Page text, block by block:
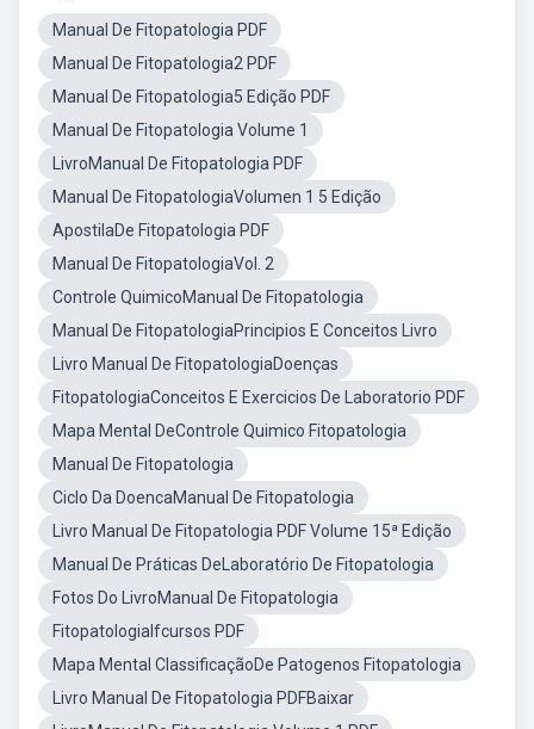
Manual De Fitopatologia PDF
Manual De Fitopatologia2 PDF
Manual De Fitopatologia5 Edição PDF
Manual De Fitopatologia Volume 1
LivroManual De Fitopatologia PDF
Manual De FitopatologiaVolumen 1 5 Edição
ApostilaDe Fitopatologia PDF
Manual De FitopatologiaVol. 2
Controle QuimicoManual De Fitopatologia
Manual De FitopatologiaPrincipios E Conceitos Livro
Livro Manual De FitopatologiaDoenças
FitopatologiaConceitos E Exercicios De Laboratorio PDF
Mapa Mental DeControle Quimico Fitopatologia
Manual De Fitopatologia
Ciclo Da DoencaManual De Fitopatologia
Livro Manual De Fitopatologia PDF Volume 15ª Edição
Manual De Práticas DeLaboratório De Fitopatologia
Fotos Do LivroManual De Fitopatologia
FitopatologiaIfcursos PDF
Mapa Mental ClassificaçãoDe Patogenos Fitopatologia
Livro Manual De Fitopatologia PDFBaixar